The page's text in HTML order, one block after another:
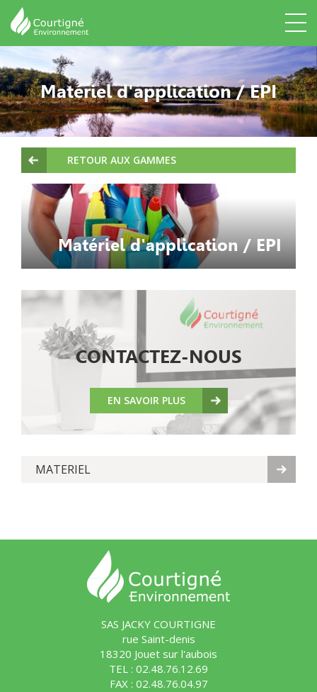
Matériel d'application / EPI
RETOUR AUX GAMMES
Matériel d'application / EPI
CONTACTEZ-NOUS
EN SAVOIR PLUS
MATERIEL
SAS JACKY COURTIGNE
rue Saint-denis
18320 Jouet sur l'aubois
TEL : 02.48.76.12.69
FAX : 02.48.76.04.97